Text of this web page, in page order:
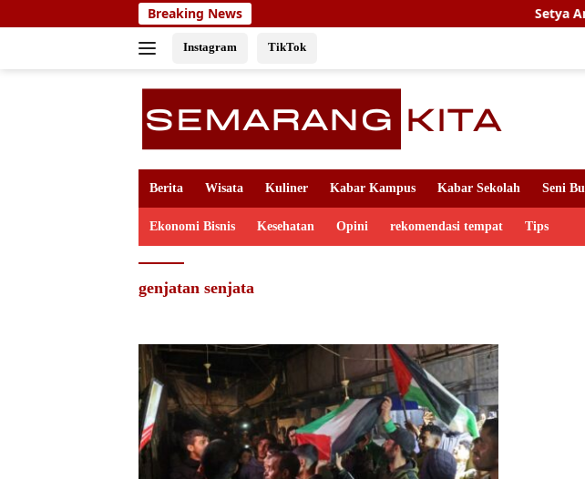
to
Breaking News Setya
Instagram TikTok
Berita Wisata Kuliner Kabar Kampus Kabar Sekolah Seni
Ekonomi Bisnis Kesehatan Opini rekomendasi tempat Tips
genjatan senjata